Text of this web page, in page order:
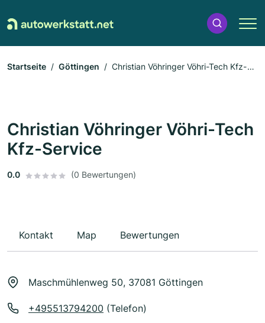
Startseite Göttingen
Christian Vöhringer Vöhri-Tech Kfz-
Christian Vöhringer Vöhri-Tech
Kfz-Service
0.0 (0 Bewertungen)
Kontakt Map Bewertungen
Maschmühlenweg 50, 37081 Göttingen
+495513794200 (Telefon)